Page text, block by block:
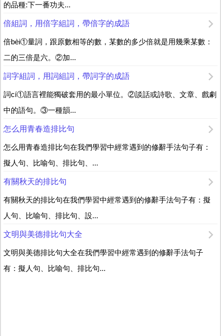
的品種:下一番功夫...
倍組詞，用倍字組詞，帶倍字的成語
倍bèi①量詞，跟原數相等的數，某數的多少倍就是用幾乘某數：
二的三倍是六。②加...
詞字組詞，用詞組詞，帶詞字的成語
詞cí①語言裡能獨破套用的最小單位。②談話或詩歌、文章、戲劇
中的語句。③一種韻...
怎么用青春造排比句
怎么用青春造排比句在我們學習中經常遇到的修辭手法句子有：
擬人句、比喻句、排比句、...
有關秋天的排比句
有關秋天的排比句在我們學習中經常遇到的修辭手法句子有：擬
人句、比喻句、排比句、設...
文明與美德排比句大全
文明與美德排比句大全在我們學習中經常遇到的修辭手法句子
有：擬人句、比喻句、排比句...